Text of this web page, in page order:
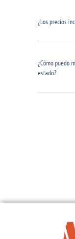
¿Los precios
¿Cómo puedo
estado?